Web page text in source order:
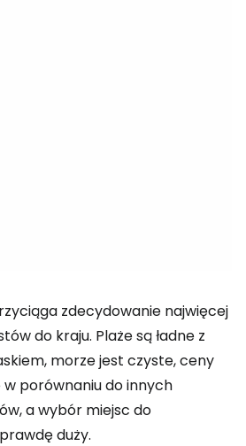
zdecydowanie najwięcej
do kraju. Plaże są ładne z
morze jest czyste, ceny
porównaniu do innych
a wybór miejsc do
duży.